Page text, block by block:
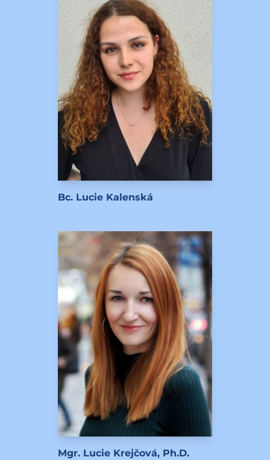
Bc. Lucie Kalenská
Mgr. Lucie Krejčová, Ph.D.